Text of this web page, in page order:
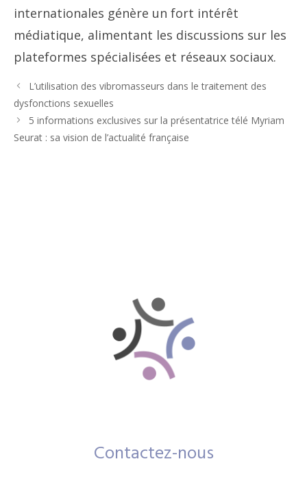
internationales génère un fort intérêt
médiatique, alimentant les discussions sur les
plateformes spécialisées et réseaux sociaux.
L’utilisation des vibromasseurs dans le traitement des
dysfonctions sexuelles
5 informations exclusives sur la présentatrice télé Myriam
Seurat : sa vision de l’actualité française
Contactez-nous